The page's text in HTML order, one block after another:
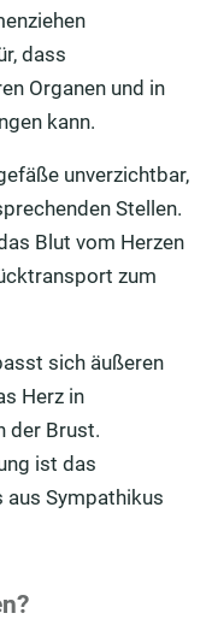
dass
Organen und in
kann.
unverzichtbar,
Stellen.
Blut vom Herzen
zum
sich äußeren
Herz in
der Brust.
ist das
aus Sympathikus